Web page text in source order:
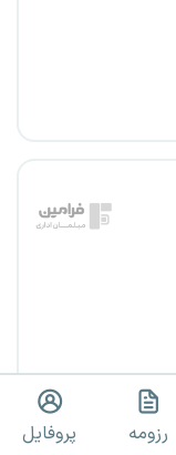
رزومه پروفایل